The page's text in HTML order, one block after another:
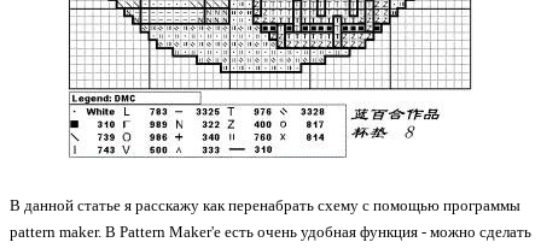
В данной статье я расскажу как перенабрать схему с помощью программы
pattern maker. В Pattern Maker'e есть очень удобная функция - можно сделать